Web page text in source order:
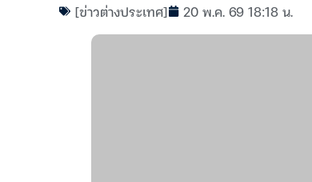
[ข่าวต่างประเทศ] 20 พ.ค. 69 18:18 น.